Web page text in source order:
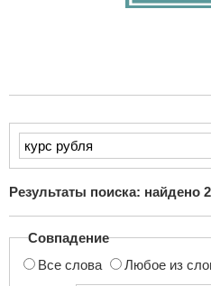
Введите
текст
поиска...
Результаты поиска: найдено 2
Совпадение
Все слова
Любое из